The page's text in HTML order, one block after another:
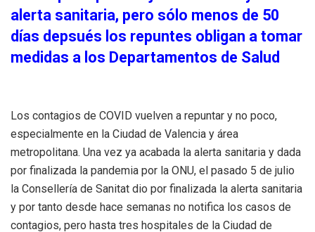
alerta sanitaria, pero sólo menos de 50
días depsués los repuntes obligan a tomar
medidas a los Departamentos de Salud
Los contagios de COVID vuelven a repuntar y no poco,
especialmente en la Ciudad de Valencia y área
metropolitana. Una vez ya acabada la alerta sanitaria y dada
por finalizada la pandemia por la ONU, el pasado 5 de julio
la Consellería de Sanitat dio por finalizada la alerta sanitaria
y por tanto desde hace semanas no notifica los casos de
contagios, pero hasta tres hospitales de la Ciudad de